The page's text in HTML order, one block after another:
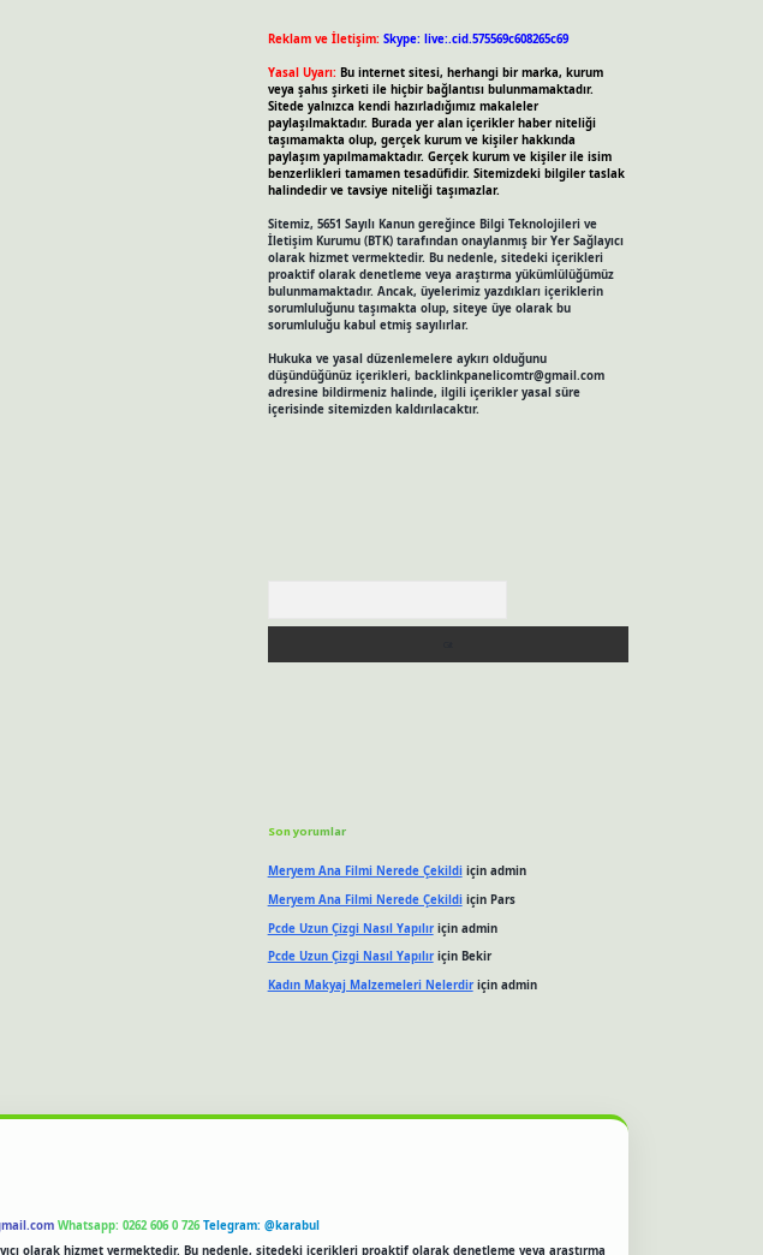
Reklam ve İletişim: Skype: live:.cid.575569c608265c69
Yasal Uyarı: Bu internet sitesi, herhangi bir marka, kurum
veya şahıs şirketi ile hiçbir bağlantısı bulunmamaktadır.
Sitede yalnızca kendi hazırladığımız makaleler
paylaşılmaktadır. Burada yer alan içerikler haber niteliği
taşımamakta olup, gerçek kurum ve kişiler hakkında
paylaşım yapılmamaktadır. Gerçek kurum ve kişiler ile isim
benzerlikleri tamamen tesadüfidir. Sitemizdeki bilgiler taslak
halindedir ve tavsiye niteliği taşımazlar.
Sitemiz, 5651 Sayılı Kanun gereğince Bilgi Teknolojileri ve
İletişim Kurumu (BTK) tarafından onaylanmış bir Yer Sağlayıcı
olarak hizmet vermektedir. Bu nedenle, sitedeki içerikleri
proaktif olarak denetleme veya araştırma yükümlülüğümüz
bulunmamaktadır. Ancak, üyelerimiz yazdıkları içeriklerin
sorumluluğunu taşımakta olup, siteye üye olarak bu
sorumluluğu kabul etmiş sayılırlar.
Hukuka ve yasal düzenlemelere aykırı olduğunu
düşündüğünüz içerikleri, backlinkpanelicomtr@gmail.com
adresine bildirmeniz halinde, ilgili içerikler yasal süre
içerisinde sitemizden kaldırılacaktır.
Son yorumlar
Meryem Ana Filmi Nerede Çekildiiçin admin
Meryem Ana Filmi Nerede Çekildiiçin Pars
Pcde Uzun Çizgi Nasıl Yapılıriçin admin
Pcde Uzun Çizgi Nasıl Yapılıriçin Bekir
Kadın Makyaj Malzemeleri Nelerdiriçin admin
Whatsapp: 0262 606 0 726 Telegram: @karabul
olarak hizmet vermektedir. Bu nedenle, sitedeki içerikleri proaktif olarak denetleme veya araştırma